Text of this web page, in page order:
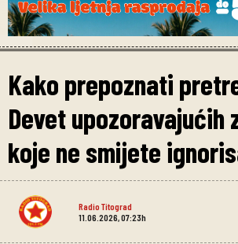
Kako prepoznati
Devet upozoravajućih
koje ne smijete
Radio Titograd
11.06.2026, 07:23h